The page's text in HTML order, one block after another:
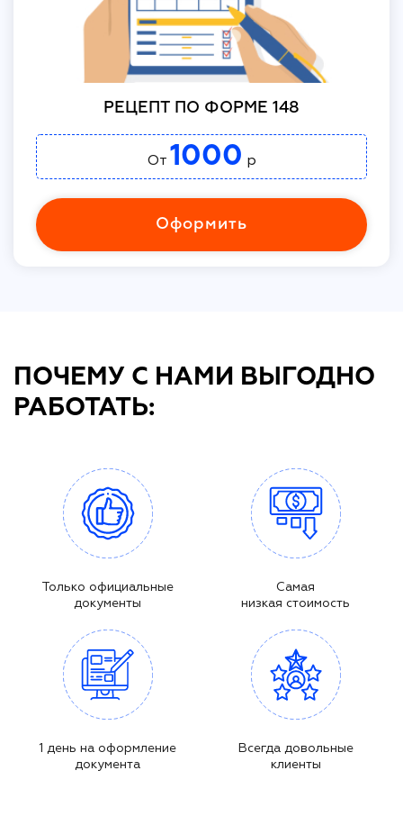
РЕЦЕПТ ПО ФОРМЕ 148
От 1000 р
Оформить
ПОЧЕМУ С НАМИ ВЫГОДНО
РАБОТАТЬ:
Только официальные
документы
Самая
низкая стоимость
1 день на оформление
документа
Всегда довольные
клиенты